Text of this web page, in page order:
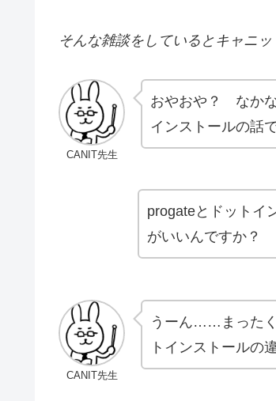
そんな雑談をしているとキャニッ
CANIT先生
おやおや？ なかな
インストールの話
progateとドットイ
がいいんですか？
CANIT先生
うーん……まった
トインストールの